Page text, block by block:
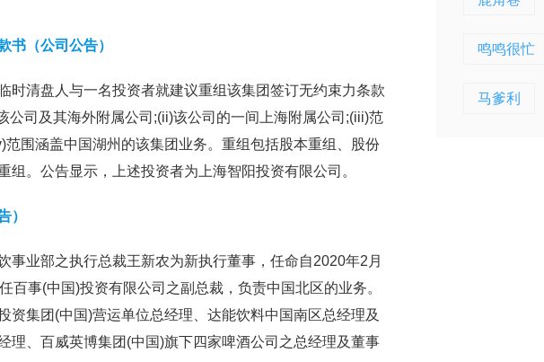
书（公司公告）
时清盘人与一名投资者就建议重组该集团签订无约束力条款
公司及其海外附属公司;(ii)该公司的一间上海附属公司;(iii)范
范围涵盖中国湖州的该集团业务。重组包括股本重组、股份
组。公告显示，上述投资者为上海智阳投资有限公司。
）
事业部之执行总裁王新农为新执行董事，任命自2020年2月
百事(中国)投资有限公司之副总裁，负责中国北区的业务。
资集团(中国)营运单位总经理、达能饮料中国南区总经理及
理、百威英博集团(中国)旗下四家啤酒公司之总经理及董事
鸣鸣很忙
马爹利